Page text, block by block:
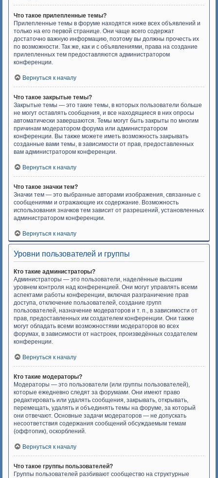
Что такое прилепленные темы?
Прилепленные темы в форуме находятся ниже всех объявлений и
только на его первой странице. Они чаще всего содержат
достаточно важную информацию, поэтому вы должны прочесть их
по возможности. Так же, как и с объявлениями, права на создание
прилепленных тем предоставляются администратором
конференции.
Вернуться к началу
Что такое закрытые темы?
Закрытые темы — это такие темы, в которых пользователи больше
не могут оставлять сообщения, и все находящиеся в них опросы
автоматически завершаются. Темы могут быть закрыты по многим
причинам модератором форума или администратором
конференции. Вы также можете иметь возможность закрывать
созданные вами темы, в зависимости от прав, предоставленных
вам администратором конференции.
Вернуться к началу
Что такое значки тем?
Значки тем — это выбранные авторами изображения, связанные с
сообщениями и отражающие их содержание. Возможность
использования значков тем зависит от разрешений, установленных
администратором конференции.
Вернуться к началу
Уровни пользователей и группы
Кто такие администраторы?
Администраторы — это пользователи, наделённые высшим
уровнем контроля над конференцией. Они могут управлять всеми
аспектами работы конференции, включая разграничение прав
доступа, отключение пользователей, создание групп
пользователей, назначение модераторов и т. п., в зависимости от
прав, предоставленных им создателем конференции. Они также
могут обладать всеми возможностями модераторов во всех
форумах, в зависимости от настроек, произведённых создателем
конференции.
Вернуться к началу
Кто такие модераторы?
Модераторы — это пользователи (или группы пользователей),
которые ежедневно следят за форумами. Они имеют право
редактировать или удалять сообщения, закрывать, открывать,
перемещать, удалять и объединять темы на форуме, за который
они отвечают. Основные задачи модераторов — не допускать
несоответствия содержания сообщений обсуждаемым темам
(оффтопик), оскорблений.
Вернуться к началу
Что такое группы пользователей?
Группы пользователей разбивают сообщество на структурные